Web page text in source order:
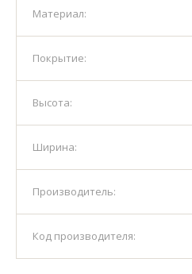
Материал:
Покрытие:
Высота:
Ширина:
Производитель:
Код производителя: